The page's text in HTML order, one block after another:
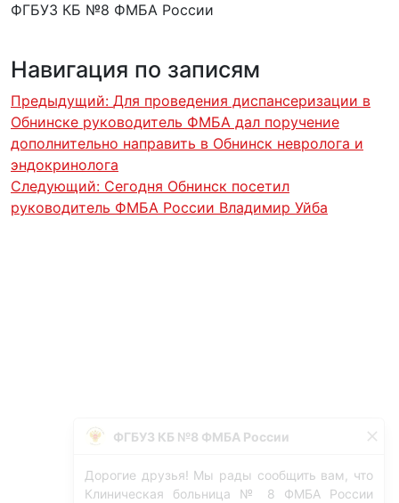
ФГБУЗ КБ №8 ФМБА России
Навигация по записям
Предыдущий: Для проведения диспансеризации в
Обнинске руководитель ФМБА дал поручение
дополнительно направить в Обнинск невролога и
эндокринолога
Следующий: Сегодня Обнинск посетил
руководитель ФМБА России Владимир Уйба